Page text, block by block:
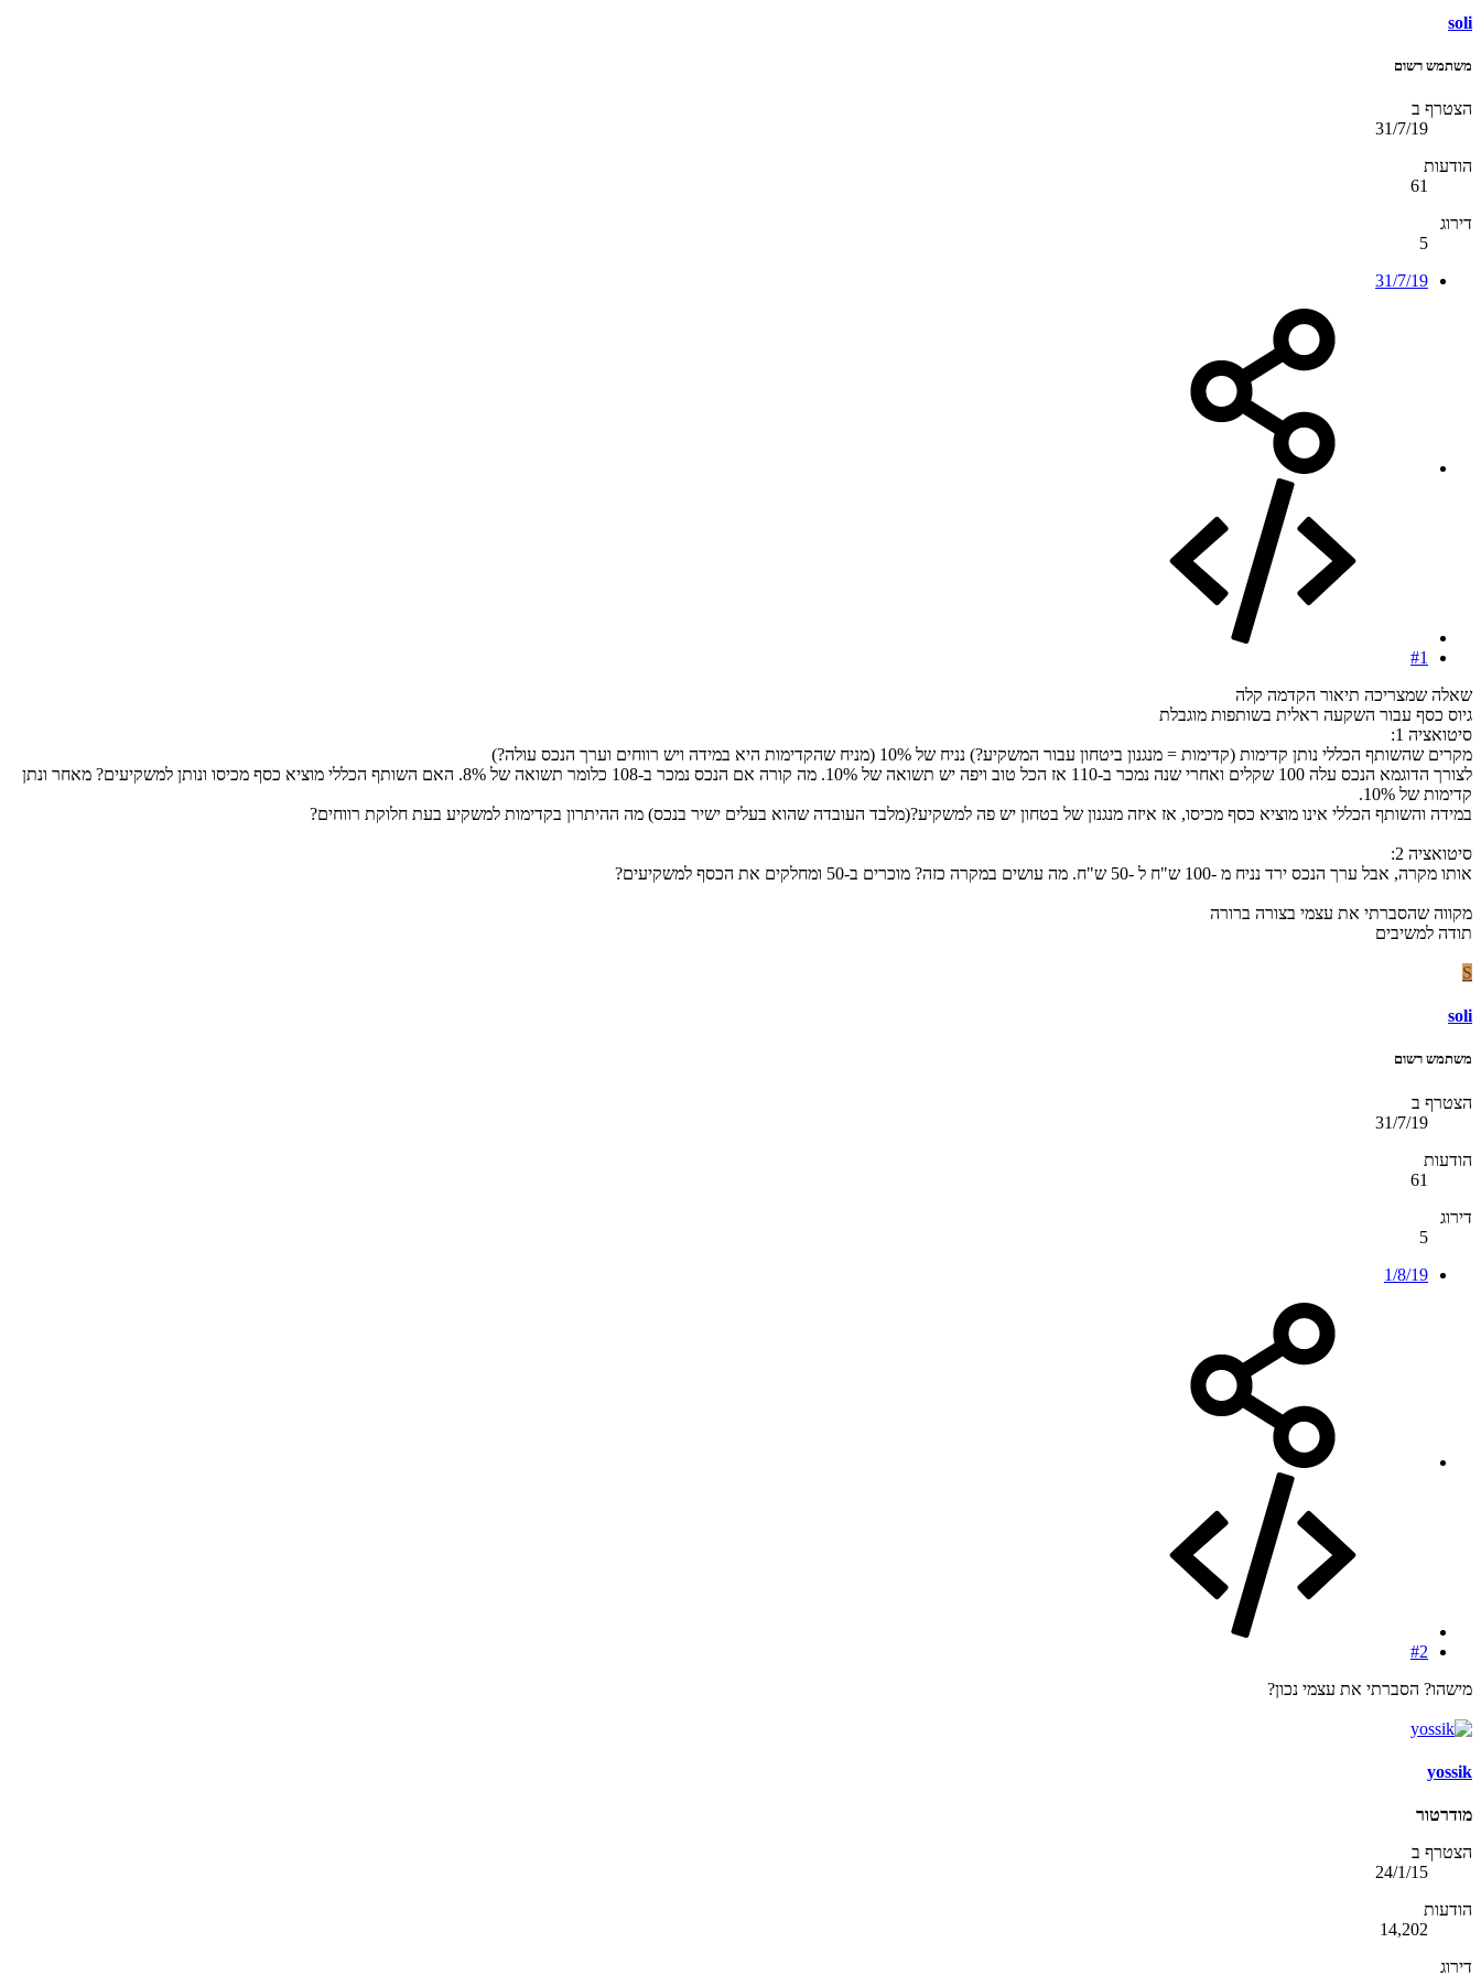
soli
משתמש רשום
הצטרף ב
31/7/19
הודעות
61
דירוג
5
31/7/19
#1
שאלה שמצריכה תיאור הקדמה קלה
גיוס כסף עבור השקעה ראלית בשותפות מוגבלת
סיטואציה 1:
מקרים שהשותף הכללי נותן קדימות (קדימות = מנגנון ביטחון עבור המשקיע?) נניח של 10% (מניח שהקדימות היא במידה ויש רווחים וערך הנכס עולה?)
לצורך הדוגמא הנכס עלה 100 שקלים ואחרי שנה נמכר ב-110 אז הכל טוב ויפה יש תשואה של 10%. מה קורה אם הנכס נמכר ב-108 כלומר תשואה של 8%. האם השותף הכללי מוציא כסף מכיסו ונותן למשקיעים? מאחר ונתן
קדימות של 10%.
במידה והשותף הכללי אינו מוציא כסף מכיסו, אז איזה מנגנון של בטחון יש פה למשקיע?(מלבד העובדה שהוא בעלים ישיר בנכס) מה ההיתרון בקדימות למשקיע בעת חלוקת רווחים?
סיטואציה 2:
אותו מקרה, אבל ערך הנכס ירד נניח מ -100 ש"ח ל -50 ש"ח. מה עושים במקרה כזה? מוכרים ב-50 ומחלקים את הכסף למשקיעים?
מקווה שהסברתי את עצמי בצורה ברורה
תודה למשיבים
S
soli
משתמש רשום
הצטרף ב
31/7/19
הודעות
61
דירוג
5
1/8/19
#2
מישהו? הסברתי את עצמי נכון?
yossik
מודרטור
הצטרף ב
24/1/15
הודעות
14,202
דירוג